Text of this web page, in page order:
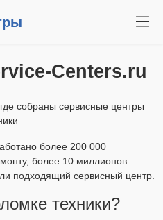
Centers.ru
собраны сервисные центры
более 200 000
более 10 миллионов
подходящий сервисный центр.
техники?